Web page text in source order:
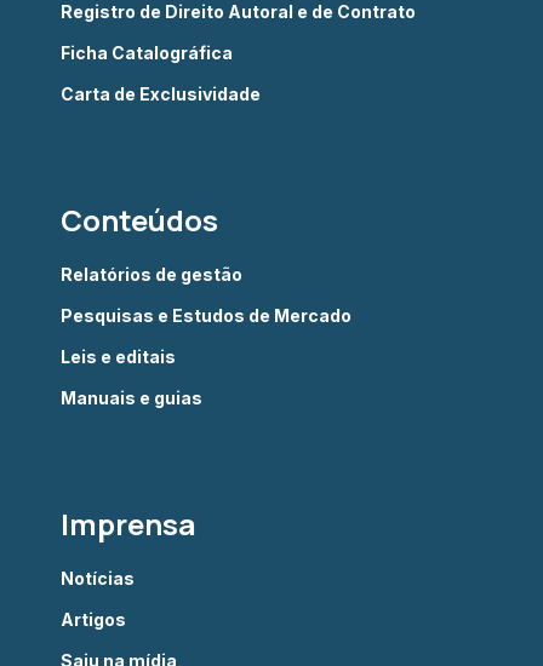
Registro de Direito Autoral e de Contrato
Ficha Catalográfica
Carta de Exclusividade
Conteúdos
Relatórios de gestão
Pesquisas e Estudos de Mercado
Leis e editais
Manuais e guias
Imprensa
Notícias
Artigos
Saiu na mídia